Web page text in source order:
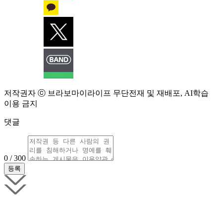
저작권자 ⓒ 브라보마이라이프 무단전재 및 재배포, AI학습
이용 금지
댓글
0 / 300